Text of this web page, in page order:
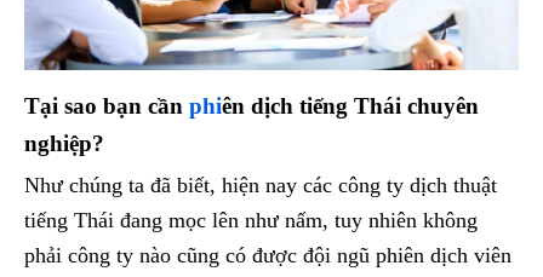
Tại sao bạn cần phiên dịch tiếng Thái chuyên
nghiệp?
Như chúng ta đã biết, hiện nay các công ty dịch thuật
tiếng Thái đang mọc lên như nấm, tuy nhiên không
phải công ty nào cũng có được đội ngũ phiên dịch viên